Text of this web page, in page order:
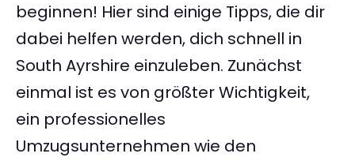
beginnen! Hier sind einige Tipps, die dir
dabei helfen werden, dich schnell in
South Ayrshire einzuleben. Zunächst
einmal ist es von größter Wichtigkeit,
ein professionelles
Umzugsunternehmen wie den